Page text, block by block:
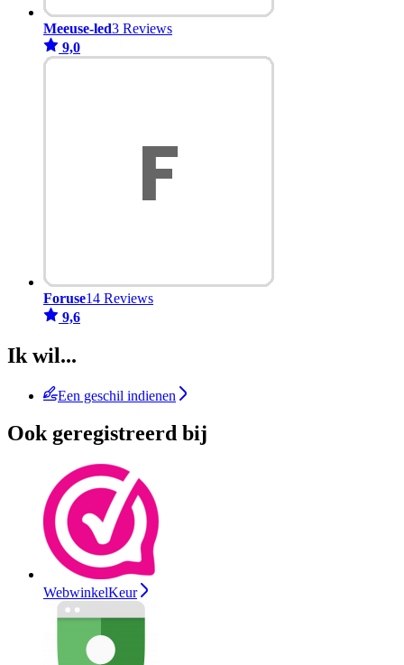
Meeuse-led3 Reviews
9,0
Foruse14 Reviews
9,6
Ik wil...
Een geschil indienen
Ook geregistreerd bij
WebwinkelKeur